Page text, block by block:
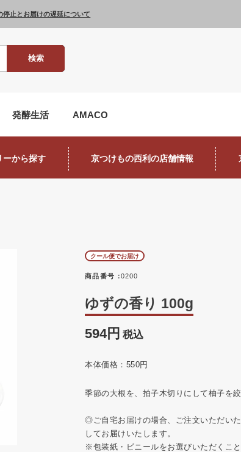
停止とお届けの遅延について
検索
発酵生活 AMACO
ーから探す 京つけもの西利の店舗情報
クール便でお届け
商品番号 0200
ゆずの香り 100g
594 税込
本体価格：550円
季節の大根を、拍子木切りにして柚子を
◎ご自宅お届けの場合、ご注文いただい
してお届けいたします。
※包装紙・ビニールをお選びいただくこ